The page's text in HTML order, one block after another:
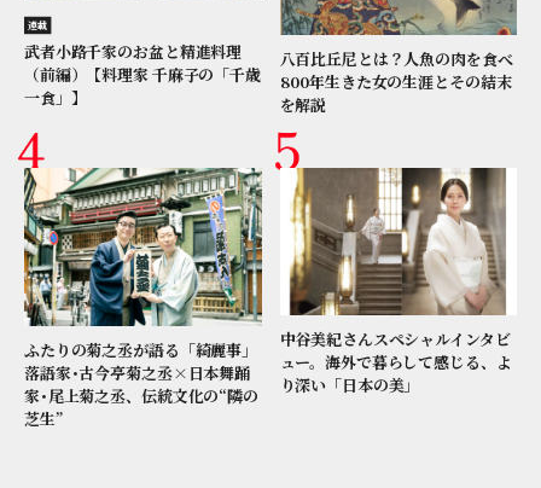
連載
武者小路千家のお盆と精進料理
（前編）【料理家 千麻子の「千歳
一食」】
八百比丘尼とは？人魚の肉を食べ
800年生きた女の生涯とその結末
を解説
ふたりの菊之丞が語る「綺麗事」
落語家･古今亭菊之丞×日本舞踊
家･尾上菊之丞、伝統文化の“隣の
芝生”
中谷美紀さんスペシャルインタビ
ュー。海外で暮らして感じる、よ
り深い「日本の美」